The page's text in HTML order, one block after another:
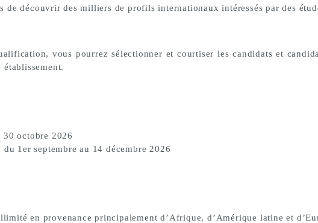
de découvrir des milliers de profils internationaux intéressés par des
vous pourrez sélectionner et courtiser les candidats et
établissement.
octobre 2026
1er septembre au 14 décembre 2026
en provenance principalement d’Afrique, d’Amérique latine et